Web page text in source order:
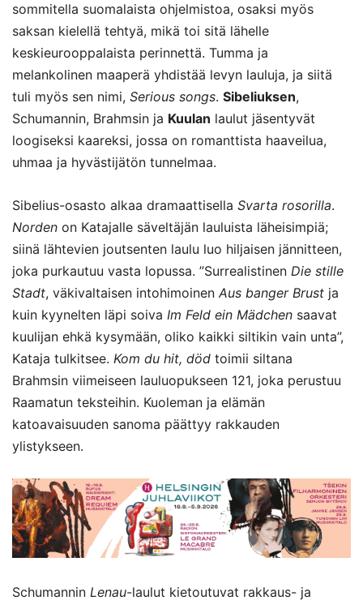
sommitella suomalaista ohjelmistoa, osaksi myös
saksan kielellä tehtyä, mikä toi sitä lähelle
keskieurooppalaista perinnettä. Tumma ja
melankolinen maaperä yhdistää levyn lauluja, ja siitä
tuli myös sen nimi, Serious songs. Sibeliuksen,
Schumannin, Brahmsin ja Kuulan laulut jäsentyvät
loogiseksi kaareksi, jossa on romanttista haaveilua,
uhmaa ja hyvästijätön tunnelmaa.
Sibelius-osasto alkaa dramaattisella Svarta rosorilla.
Norden on Katajalle säveltäjän lauluista läheisimpiä;
siinä lähtevien joutsenten laulu luo hiljaisen jännitteen,
joka purkautuu vasta lopussa. ”Surrealistinen Die stille
Stadt, väkivaltaisen intohimoinen Aus banger Brust ja
kuin kyynelten läpi soiva Im Feld ein Mädchen saavat
kuulijan ehkä kysymään, oliko kaikki siltikin vain unta”,
Kataja tulkitsee. Kom du hit, död toimii siltana
Brahmsin viimeiseen lauluopukseen 121, joka perustuu
Raamatun teksteihin. Kuoleman ja elämän
katoavaisuuden sanoma päättyy rakkauden
ylistykseen.
Schumannin Lenau-laulut kietoutuvat rakkaus- ja